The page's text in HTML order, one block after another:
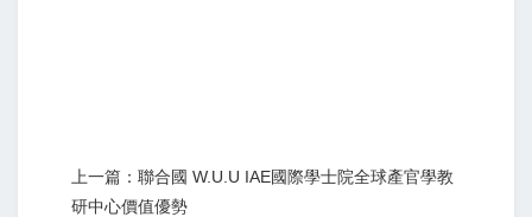
上一篇：聯合國 W.U.U IAE國際學士院全球產官學教
研中心價值優勢